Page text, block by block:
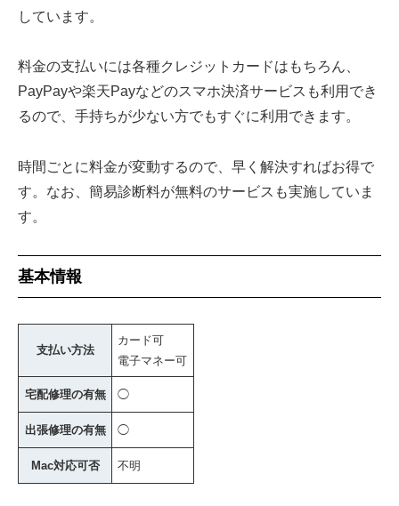
しています。
料金の支払いには各種クレジットカードはもちろん、
PayPayや楽天Payなどのスマホ決済サービスも利用でき
るので、手持ちが少ない方でもすぐに利用できます。
時間ごとに料金が変動するので、早く解決すればお得で
す。なお、簡易診断料が無料のサービスも実施していま
す。
基本情報
支払い方法
カード可
電子マネー可
宅配修理の有無 ◯
出張修理の有無 ◯
Mac対応可否 不明